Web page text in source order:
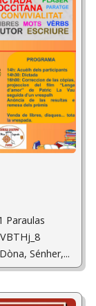
Paraulas
Sénher,...